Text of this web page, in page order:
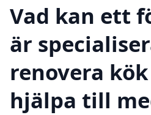
Vad kan ett
är
renovera
hjälpa till